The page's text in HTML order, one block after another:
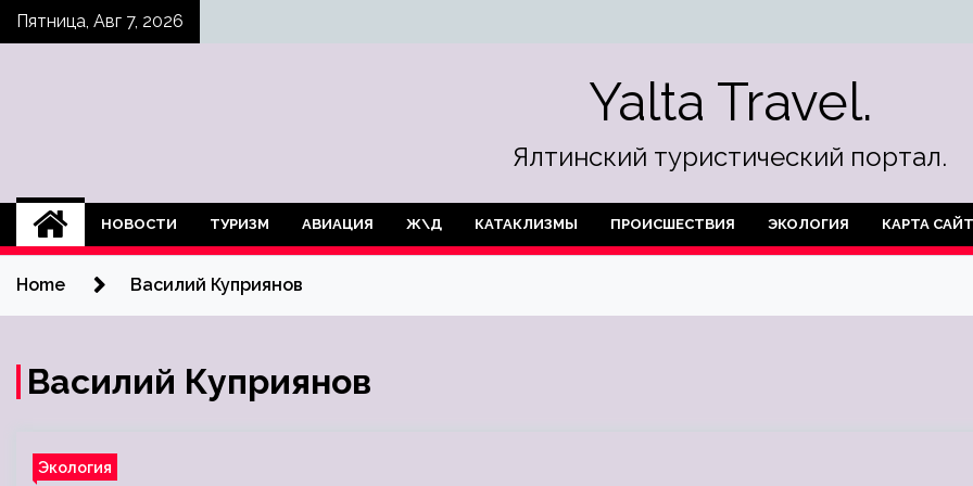
SkipПятница, Авг 7, 2026
Yalta Travel.
Ялтинский туристический портал.
НОВОСТИ ТУРИЗМ АВИАЦИЯ Ж\Д КАТАКЛИЗМЫ ПРОИСШЕСТВИЯ ЭКОЛОГИЯ КАРТА
Home Василий Куприянов
Василий Куприянов
Экология